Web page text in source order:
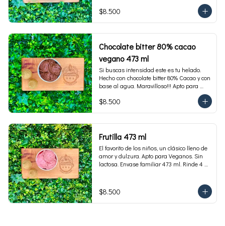
$8.500
Chocolate bitter 80% cacao
vegano 473 ml
Si buscas intensidad este es tu helado.
Hecho con chocolate bitter 80% Cacao y con
base al agua. Maravilloso!!! Apto para
veganos. Envase familiar 473 ml, rinde 4
porciones
$8.500
Frutilla 473 ml
El favorito de los niños, un clásico lleno de
amor y dulzura. Apto para Veganos. Sin
lactosa. Envase familiar 473 ml. Rinde 4
$8.500